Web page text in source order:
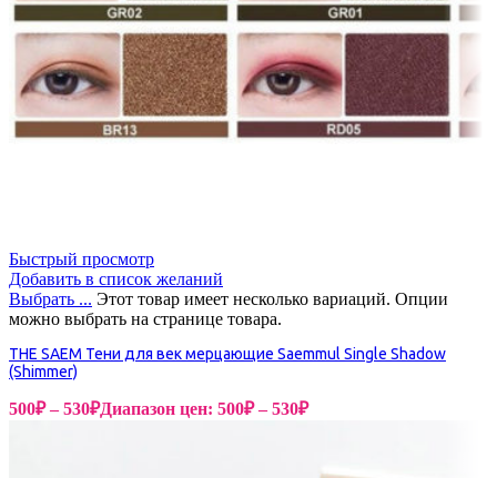
Быстрый просмотр
Добавить в список желаний
Выбрать ... Этот товар имеет несколько вариаций. Опции
можно выбрать на странице товара.
THE SAEM Тени для век мерцающие Saemmul Single Shadow
(Shimmer)
500₽ – 530₽Диапазон цен: 500₽ – 530₽